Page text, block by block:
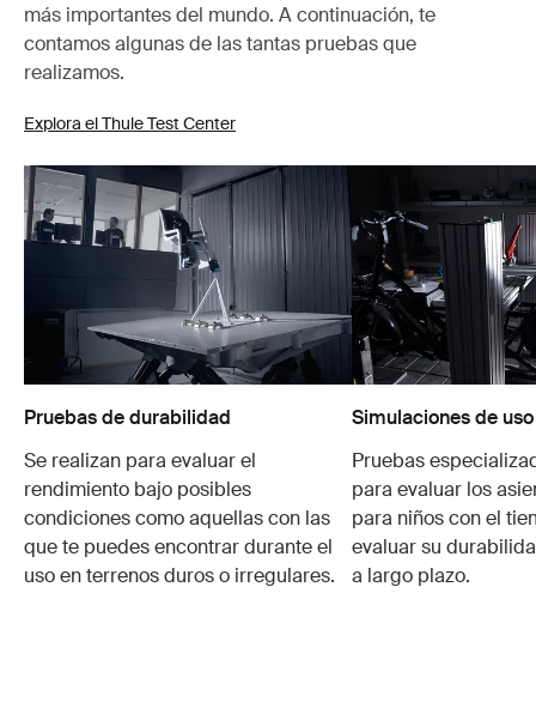
más importantes del mundo. A continuación, te
contamos algunas de las tantas pruebas que
realizamos.
Explora el Thule Test Center
Pruebas de durabilidad
Se realizan para evaluar el
rendimiento bajo posibles
condiciones como aquellas con las
que te puedes encontrar durante el
uso en terrenos duros o irregulares.
Simulaciones de
Pruebas
para evaluar los
para niños con el
evaluar su
a largo plazo.